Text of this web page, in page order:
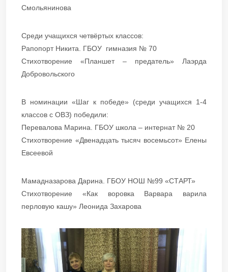
Смольянинова
Среди учащихся четвёртых классов:
​​​​​​​Рапопорт Никита. ГБОУ гимназия № 70
Стихотворение «Планшет – предатель» Лаэрда
Добровольского
В номинации «Шаг к победе» (среди учащихся 1-4
классов с ОВЗ) победили:
​​​​​​​Перевалова Марина. ГБОУ школа – интернат № 20
Стихотворение «Двенадцать тысяч восемьсот» Елены
Евсеевой
Мамадназарова Дарина. ГБОУ НОШ №99 «СТАРТ»
​​​​​​​Стихотворение «Как воровка Варвара варила
перловую кашу» Леонида Захарова